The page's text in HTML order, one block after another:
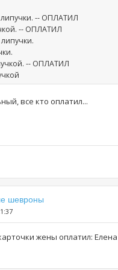
липучки. -- ОПЛАТИЛ
-- ОПЛАТИЛ
-- ОПЛАТИЛ
все кто оплатил...
шевроны
жены оплатил: